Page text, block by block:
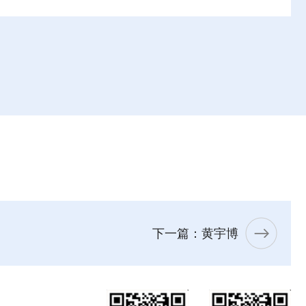
下一篇：黄宇博